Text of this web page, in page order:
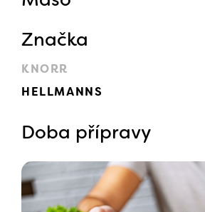
Značka
KNORR
HELLMANNS
Doba přípravy